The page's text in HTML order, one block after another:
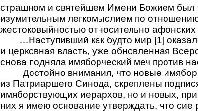
страшном и святейшем Имени Божием был
изумительным легкомыслием по
жестоковыйностью относительно афонских
…Наступивший как будто мир [1]
и церковная власть, уже обновленная
снова подняла имяборческий меч против
Достойно внимания, что новые
из Патриаршего Синода, скреплены
имяборствующих иерархов, но и новых,
них я имею основание утверждать, что сие